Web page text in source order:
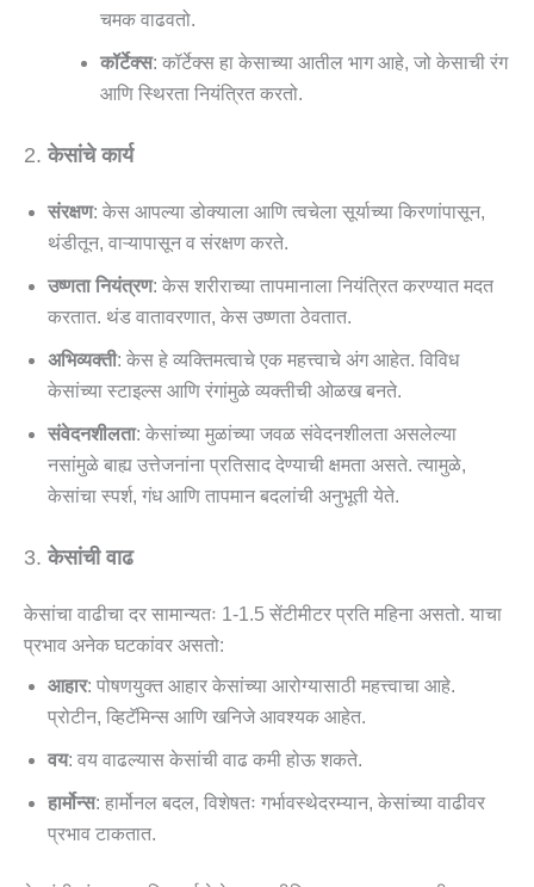
चमक वाढवतो.
कॉर्टेक्स: कॉर्टेक्स हा केसाच्या आतील भाग आहे, जो केसाची रंग
आणि स्थिरता नियंत्रित करतो.
2.केसांचे कार्य
संरक्षण: केस आपल्या डोक्याला आणि त्वचेला सूर्याच्या किरणांपासून,
थंडीतून, वाऱ्यापासून व संरक्षण करते.
उष्णता नियंत्रण: केस शरीराच्या तापमानाला नियंत्रित करण्यात मदत
करतात. थंड वातावरणात, केस उष्णता ठेवतात.
अभिव्यक्ती: केस हे व्यक्तिमत्वाचे एक महत्त्वाचे अंग आहेत. विविध
केसांच्या स्टाइल्स आणि रंगांमुळे व्यक्तीची ओळख बनते.
संवेदनशीलता: केसांच्या मुळांच्या जवळ संवेदनशीलता असलेल्या
नसांमुळे बाह्य उत्तेजनांना प्रतिसाद देण्याची क्षमता असते. त्यामुळे,
केसांचा स्पर्श, गंध आणि तापमान बदलांची अनुभूती येते.
3.केसांची वाढ
केसांचा वाढीचा दर सामान्यतः 1-1.5 सेंटीमीटर प्रति महिना असतो. याचा
प्रभाव अनेक घटकांवर असतो:
आहार: पोषणयुक्त आहार केसांच्या आरोग्यासाठी महत्त्वाचा आहे.
प्रोटीन, व्हिटॅमिन्स आणि खनिजे आवश्यक आहेत.
वय: वय वाढल्यास केसांची वाढ कमी होऊ शकते.
हार्मोन्स: हार्मोनल बदल, विशेषतः गर्भावस्थेदरम्यान, केसांच्या वाढीवर
प्रभाव टाकतात.